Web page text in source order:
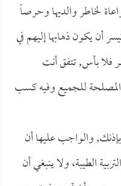
لخاطر والديها وحرصاً
أن يكون ذهابها إليهم في
فلا بأس, تتفق أنت
المصلحة للجميع وفيه كسب
والواجب عليها أن
الطيبة، ولا ينبغي أن